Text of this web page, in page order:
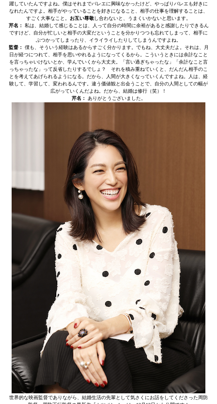
躍していたんですよね。僕はそれまでバレエに興味なかったけど、やっぱりバレエも好きに
なれたんですよ。相手がやっていることを好きになること、相手の仕事を理解することは、
すごく大事なこと。 お互い尊敬し合わないと、うまくいかないと思います。
芹名：
私は、結婚して感じることは、人って自分の時間に余裕があると感謝したりできるん
ですけど、自分が忙しいと相手の大変だということを分かりつつも忘れてしまって、相手に
ぶつかってしまったり、イライライしたりしてしまうんですよね。
監督：
僕も、そういう経験はあるからすごく分かります。でもね、大丈夫だよ。それは、月
日が経つにつれて、相手を思いやれるようになってくるから。こういうときには余計なこと
を言っちゃいけないとか、学んでいくから大丈夫。「言い過ぎちゃったな」「余計なこと言
っちゃったな」って反省したりするでしょ？ それを積み重ねていくと、だんだん相手のこ
とを考えてあげられるようになる。だから、人間が大きくなっていくんですよね。人は、経
験して、学習して、変われるんです。違う価値観と出会うことで、自分の人間としての幅が
広がっていくんだよね。だから、結婚は修行（笑）！
芹名：
ありがとうございました。
世界的な映画監督でありながら、結婚生活の先輩として気さくにお話をしてくださった周防